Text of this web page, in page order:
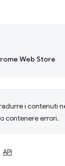
Web Store
i contenuti
contenere errori.
API